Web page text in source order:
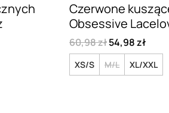
Czerwone
Obsessive
60,98 zł54,98 zł
XS/S M/L XL/XXL